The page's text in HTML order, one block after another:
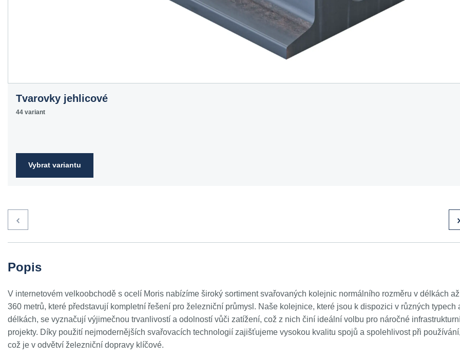
Tvarovky jehlicové
44 variant
Vybrat variantu
Popis
V internetovém velkoobchodě s ocelí Moris nabízíme široký sortiment svařovaných kolejnic normálního rozměru v délkách až
360 metrů, které představují kompletní řešení pro železniční průmysl. Naše kolejnice, které jsou k dispozici v různých typech
délkách, se vyznačují výjimečnou trvanlivostí a odolností vůči zatížení, což z nich činí ideální volbu pro náročné
projekty. Díky použití nejmodernějších svařovacích technologií zajišťujeme vysokou kvalitu spojů a spolehlivost při používání,
což je v odvětví železniční dopravy klíčové.